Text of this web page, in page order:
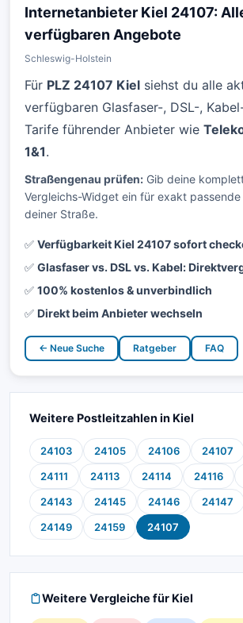
Internetanbieter Kiel 24107:
verfügbaren Angebote
Schleswig-Holstein
Für PLZ 24107 Kiel siehst du alle
verfügbaren Glasfaser-, DSL-,
Tarife führender Anbieter wie
1&1.
Straßengenau prüfen: Gib deine
Vergleichs-Widget ein für exakt passende
deiner Straße.
✅ Verfügbarkeit Kiel 24107 sofort
✅ Glasfaser vs. DSL vs. Kabel:
✅ 100% kostenlos & unverbindlich
✅ Direkt beim Anbieter wechseln
← Neue Suche Ratgeber FAQ
Weitere Postleitzahlen in Kiel
24103 24105 24106 24107
24111
24113 24114 24116
24143
24145 24146 24147
24149
24159 24107
Weitere Vergleiche für Kiel